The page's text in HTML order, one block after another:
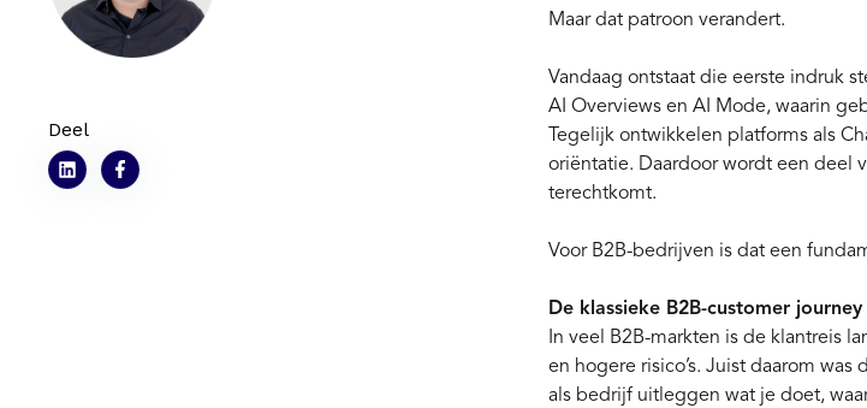
Deel
Maar dat patroon verandert.
Vandaag ontstaat die eerste indruk
AI Overviews en AI Mode, waarin
Tegelijk ontwikkelen platforms als
oriëntatie. Daardoor wordt een deel
terechtkomt.
Voor B2B-bedrijven is dat een
De klassieke B2B-customer
In veel B2B-markten is de klantreis
en hogere risico’s. Juist daarom
als bedrijf uitleggen wat je doet,